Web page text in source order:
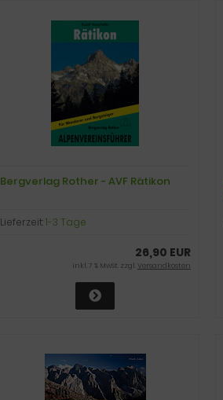
Bergverlag Rother - AVF Rätikon
Lieferzeit:1-3 Tage
26,90 EUR
inkl. 7 % MwSt. zzgl.Versandkosten